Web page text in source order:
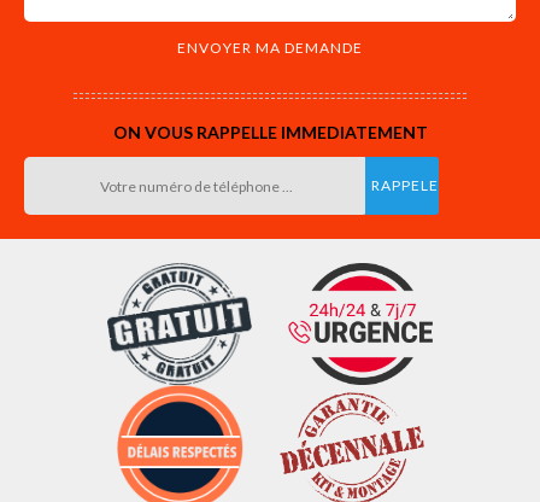
ON VOUS RAPPELLE IMMEDIATEMENT